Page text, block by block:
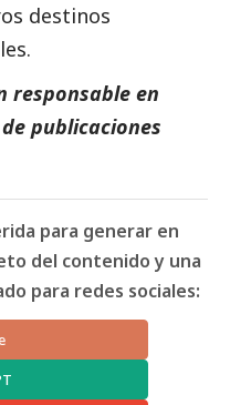
destinos
responsable en
publicaciones
para generar en
del contenido y una
para redes sociales: